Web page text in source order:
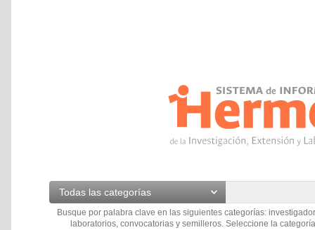
Todas las categorías
Busque por palabra clave en las siguientes categorías:
laboratorios, convocatorias y semilleros. Seleccione la